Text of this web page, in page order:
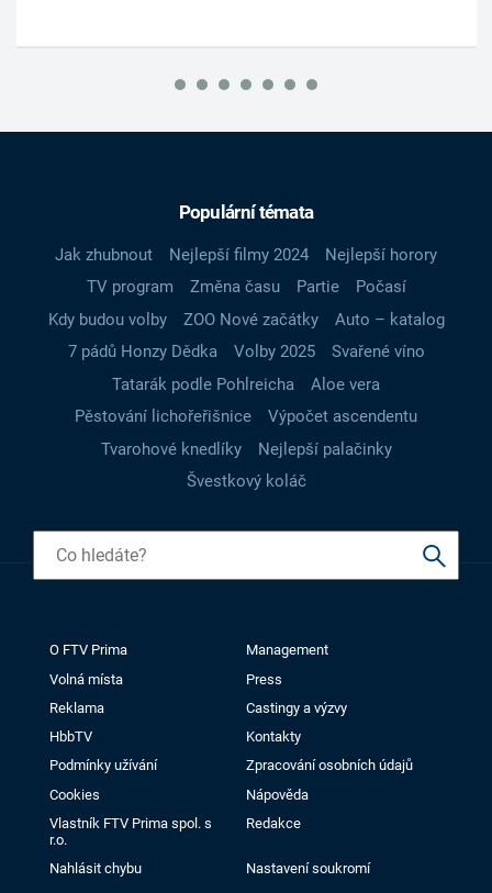
Populární témata
Jak zhubnout Nejlepší filmy 2024
Nejlepší horory
TV program
Změna času Partie
Počasí
Kdy budou volby
ZOO Nové začátky
Auto – katalog
7 pádů Honzy Dědka
Volby 2025
Svařené víno
Tatarák podle Pohlreicha
Aloe vera
Pěstování lichořeřišnice
Výpočet ascendentu
Tvarohové knedlíky
Nejlepší palačinky
Švestkový koláč
O FTV Prima
Management
Volná místa
Press
Reklama
Castingy a výzvy
HbbTV
Kontakty
Podmínky užívání
Zpracování osobních údajů
Cookies
Nápověda
Vlastník FTV Prima spol. s
r.o.
Redakce
Nahlásit chybu Nastavení soukromí